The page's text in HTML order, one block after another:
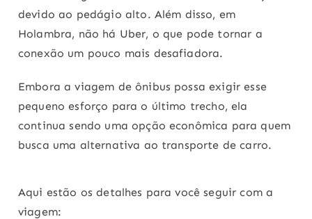
devido ao pedágio alto. Além disso, em
Holambra, não há Uber, o que pode tornar a
conexão um pouco mais desafiadora.
Embora a viagem de ônibus possa exigir esse
pequeno esforço para o último trecho, ela
continua sendo uma opção econômica para quem
busca uma alternativa ao transporte de carro.
Aqui estão os detalhes para você seguir com a
viagem: